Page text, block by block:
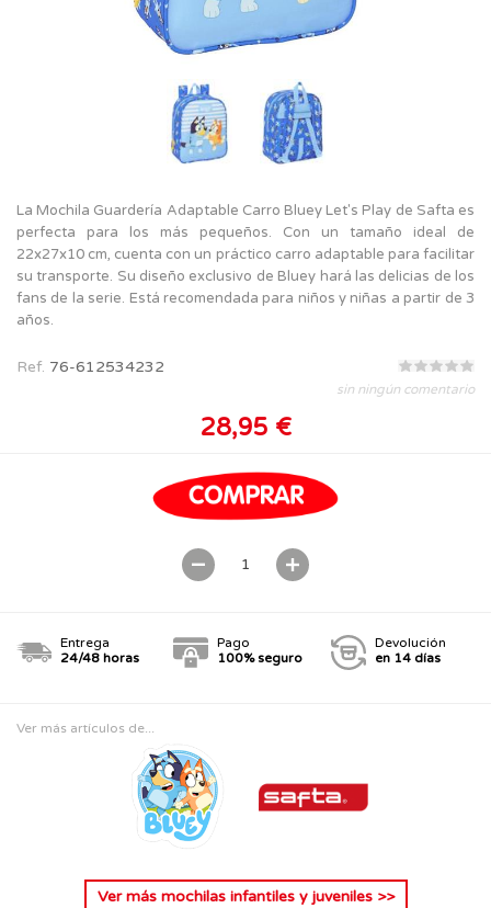
La Mochila Guardería Adaptable Carro Bluey Let's Play de Safta es
perfecta para los más pequeños. Con un tamaño ideal de
22x27x10 cm, cuenta con un práctico carro adaptable para facilitar
su transporte. Su diseño exclusivo de Bluey hará las delicias de los
fans de la serie. Está recomendada para niños y niñas a partir de 3
años.
Ref. 76-612534232
sin ningún comentario
28,95 €
Entrega
24/48 horas
Pago
100% seguro
Devolución
en 14 días
Ver más artículos de...
Ver más mochilas infantiles y juveniles>>